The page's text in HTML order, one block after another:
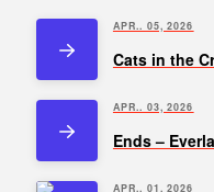
APR.. 05, 2026
Cats in the
APR.. 03, 2026
Ends –
APR.. 01, 2026